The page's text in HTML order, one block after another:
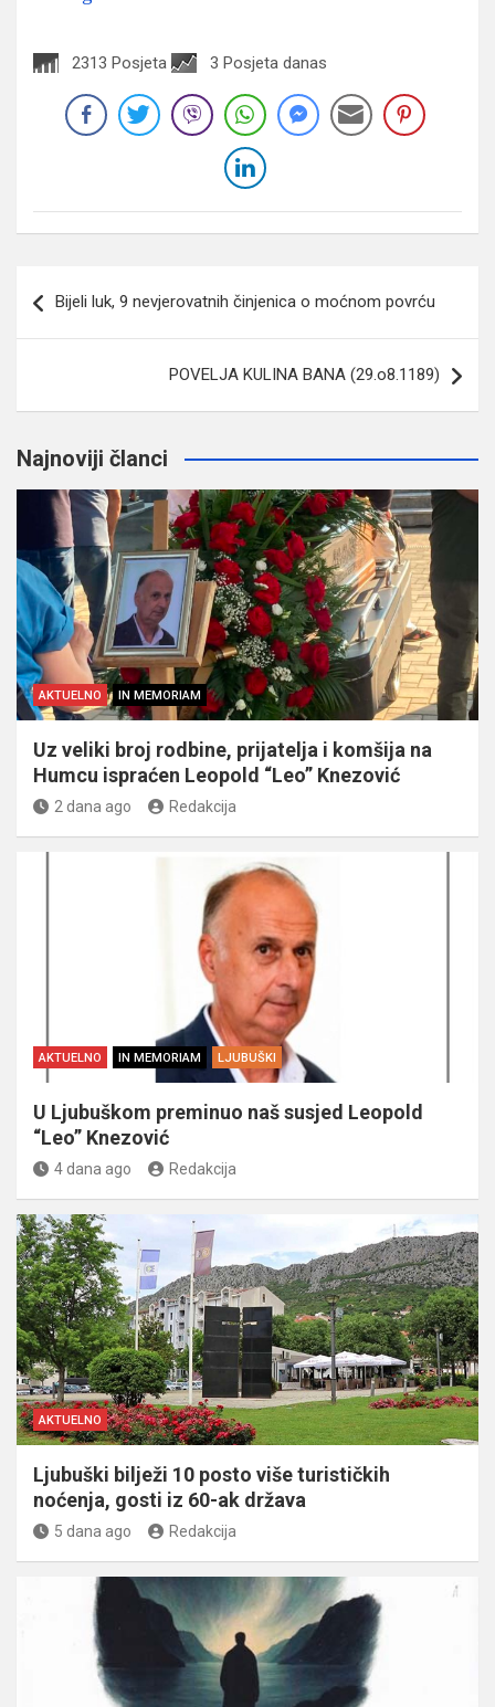
2313 Posjeta 3 Posjeta danas
članaka
Bijeli luk, 9 nevjerovatnih činjenica o moćnom povrću
POVELJA KULINA BANA (29.o8.1189)
Najnoviji članci
AKTUELNO IN MEMORIAM
Uz veliki broj rodbine, prijatelja i komšija na
Humcu ispraćen Leopold “Leo” Knezović
2 dana ago Redakcija
AKTUELNO IN MEMORIAM LJUBUŠKI
U Ljubuškom preminuo naš susjed Leopold
“Leo” Knezović
4 dana ago Redakcija
AKTUELNO
Ljubuški bilježi 10 posto više turističkih
noćenja, gosti iz 60-ak država
5 dana ago Redakcija